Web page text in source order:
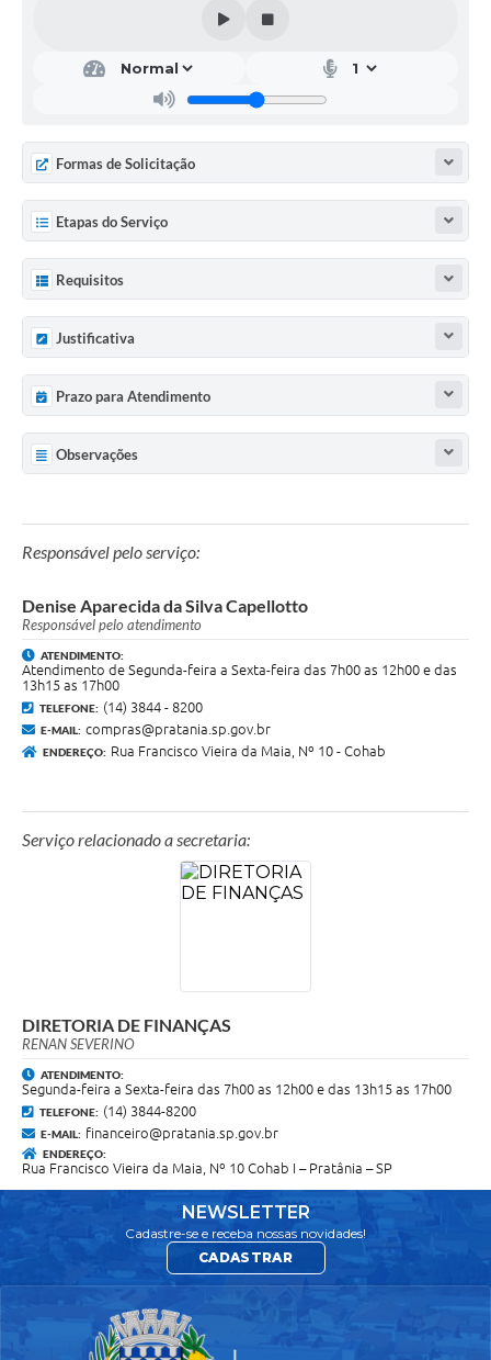
Formas de Solicitação
Etapas do Serviço
Requisitos
Justificativa
Prazo para Atendimento
Observações
Responsável pelo serviço:
Denise Aparecida da Silva Capellotto
Responsável pelo atendimento
ATENDIMENTO:
Atendimento de Segunda-feira a Sexta-feira das 7h00 as 12h00 e das
13h15 as 17h00
TELEFONE: (14) 3844 - 8200
E-MAIL: compras@pratania.sp.gov.br
ENDEREÇO: Rua Francisco Vieira da Maia, Nº 10 - Cohab
Serviço relacionado a secretaria:
DIRETORIA DE FINANÇAS
RENAN SEVERINO
ATENDIMENTO:
Segunda-feira a Sexta-feira das 7h00 as 12h00 e das 13h15 as 17h00
TELEFONE: (14) 3844-8200
E-MAIL: financeiro@pratania.sp.gov.br
ENDEREÇO:
Rua Francisco Vieira da Maia, Nº 10 Cohab I – Pratânia – SP
NEWSLETTER
Cadastre-se e receba nossas novidades!
CADASTRAR